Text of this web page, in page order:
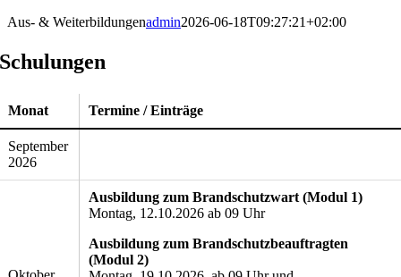
Aus- & Weiterbildungenadmin2026-06-18T09:27:21+02:00
Schulungen
Monat Termine / Einträge
September
2026
Ausbildung zum Brandschutzwart (Modul 1)
Montag, 12.10.2026 ab 09 Uhr
Ausbildung zum Brandschutzbeauftragten
(Modul 2)